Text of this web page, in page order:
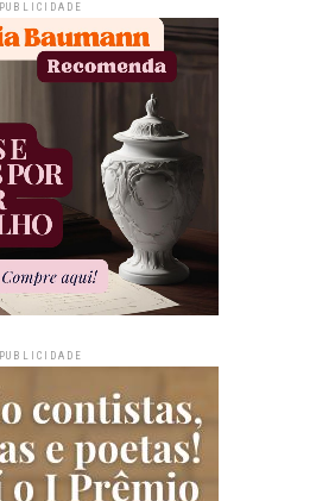
PUBLICIDADE
PUBLICIDADE